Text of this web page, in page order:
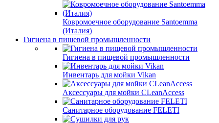
Ковромоечное оборудование Santoemma
(Италия)
Гигиена в пищевой промышленности
Гигиена в пищевой промышленности
Инвентарь для мойки Vikan
Аксессуары для мойки CLeanAccess
Санитарное оборудование FELETI